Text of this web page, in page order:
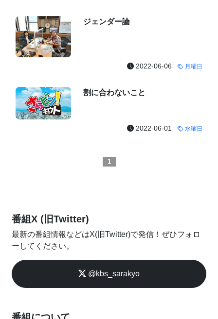
ジェンダー論
2022-06-06 月曜日
割に合わないこと
2022-06-01 水曜日
1
番組X (旧Twitter)
最新の番組情報などはX(旧Twitter)で発信！ぜひフォロ
ーしてください。
@kbs_sarakyo